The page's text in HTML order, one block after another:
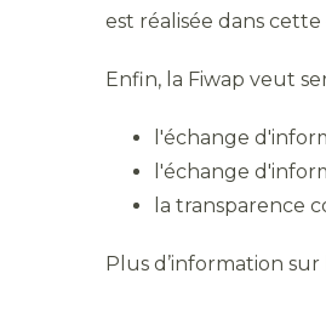
est réalisée dans
Enfin, la Fiwap veut
l'échange
l'échange
la transparence
Plus d’information sur